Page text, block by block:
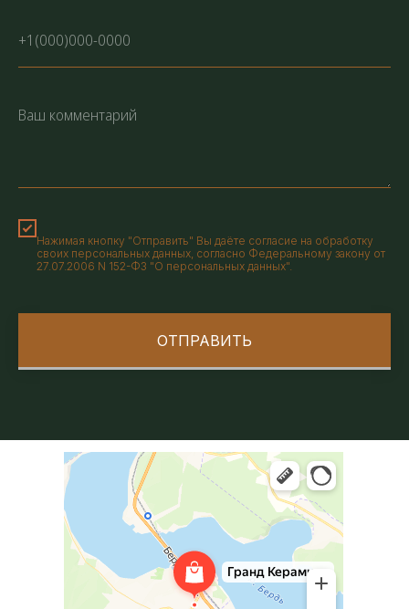
Нажимая кнопку "Отправить" Вы даёте согласие на обработку
своих персональных данных, согласно Федеральному закону от
27.07.2006 N 152-ФЗ "О персональных данных".
ОТПРАВИТЬ